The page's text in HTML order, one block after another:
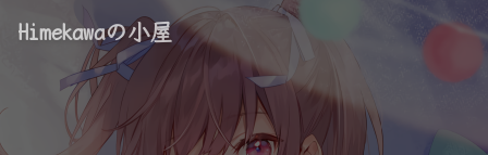
Himekawaの小屋